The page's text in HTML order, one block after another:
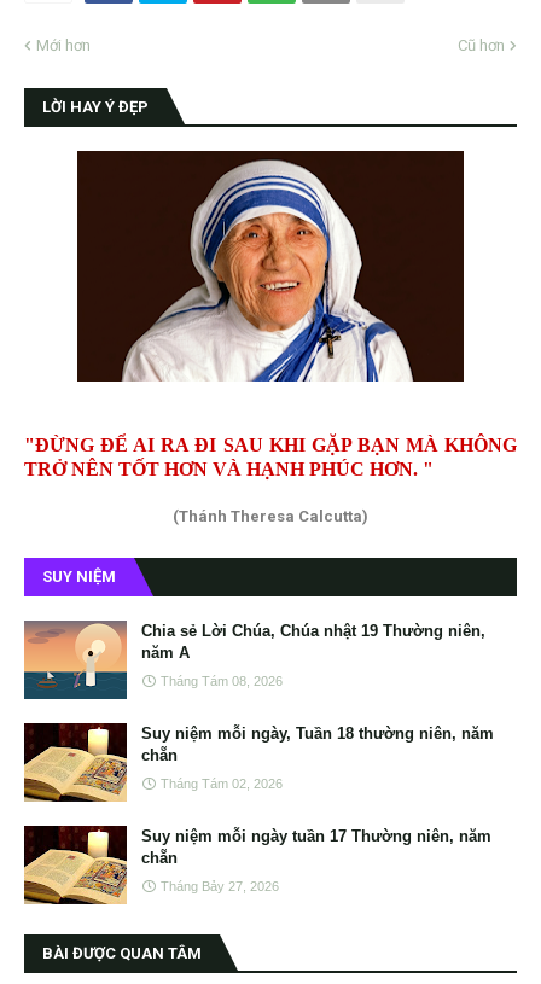
Mới hơn Cũ hơn
LỜI HAY Ý ĐẸP
"ĐỪNG ĐỂ AI RA ĐI SAU KHI GẶP BẠN MÀ KHÔNG
TRỞ NÊN TỐT HƠN VÀ HẠNH PHÚC HƠN. "
(Thánh Theresa Calcutta)
SUY NIỆM
Chia sẻ Lời Chúa, Chúa nhật 19 Thường niên,
năm A
Tháng Tám 08, 2026
Suy niệm mỗi ngày, Tuần 18 thường niên, năm
chẵn
Tháng Tám 02, 2026
Suy niệm mỗi ngày tuần 17 Thường niên, năm
chẵn
Tháng Bảy 27, 2026
BÀI ĐƯỢC QUAN TÂM